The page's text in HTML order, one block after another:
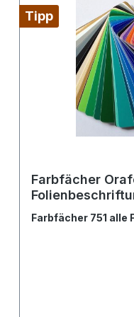
Tipp
Farbfächer
Farbfächer 751 alle